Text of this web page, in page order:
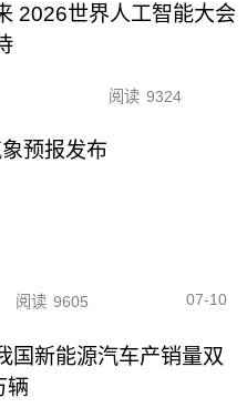
2026世界人工智能大会
阅读 9324
预报发布
阅读 9605 07-10
国新能源汽车产销量双
辆